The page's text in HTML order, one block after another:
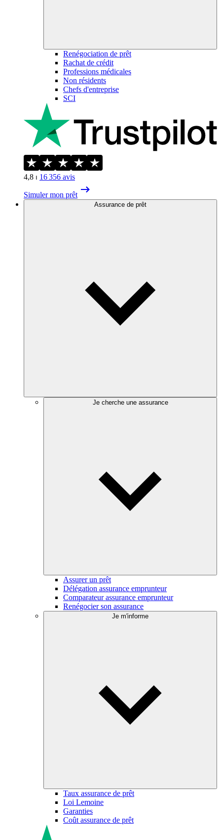
Renégociation de prêt
Rachat de crédit
Professions médicales
Non résidents
Chefs d'entreprise
SCI
4,8 ⏐ 16 356 avis
Simuler mon prêt
Assurance de prêt
Je cherche une assurance
Assurer un prêt
Délégation assurance emprunteur
Comparateur assurance emprunteur
Renégocier son assurance
Je m'informe
Taux assurance de prêt
Loi Lemoine
Garanties
Coût assurance de prêt